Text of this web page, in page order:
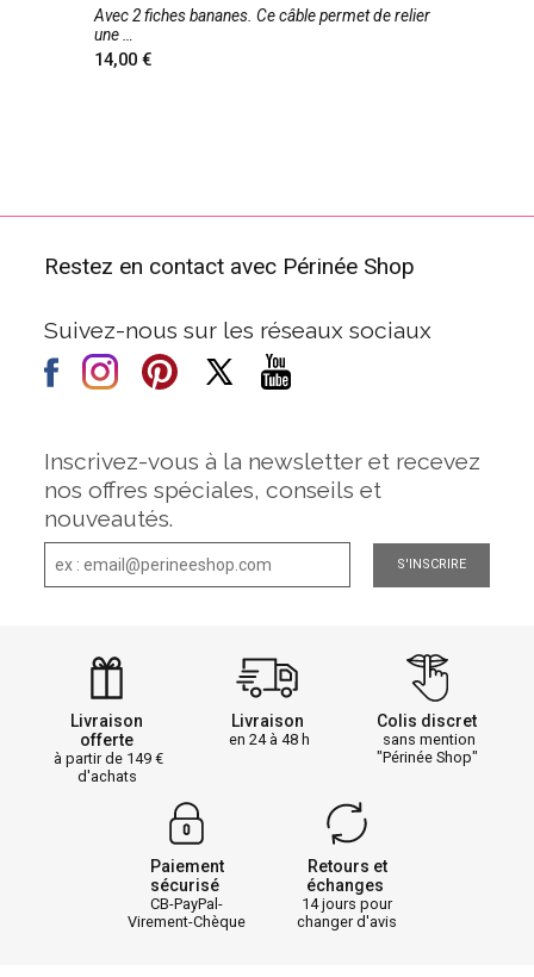
Avec 2 fiches bananes. Ce câble permet de relier
une
14,00
Restez en contact avec Périnée Shop
Suivez-nous sur les réseaux sociaux
Inscrivez-vous à la newsletter et recevez
nos offres spéciales, conseils et
nouveautés.
S'INSCRIRE
Livraison
offerte
à partir de 149
d'achats
Livraison
en 24 à 48 h
Colis discret
sans mention
"Périnée Shop"
Paiement
sécurisé
CB-PayPal-
Virement-Chèque
Retours et
échanges
14 jours pour
changer d'avis